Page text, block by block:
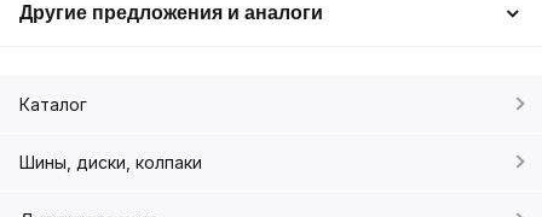
Другие предложения и аналоги
Каталог
Шины, диски, колпаки